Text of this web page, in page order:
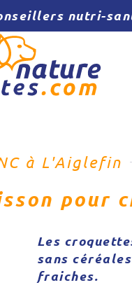
nutri-
à L'Aiglefin
pour
Les
sans
fraiches.